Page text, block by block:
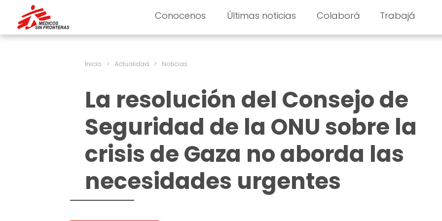
Conocenos Últimas noticias Colaborá Trabajá
Inicio > Actualidad > Noticias
La resolución del Consejo de
Seguridad de la ONU sobre la
crisis de Gaza no aborda las
necesidades urgentes